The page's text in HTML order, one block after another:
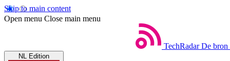
Skip to main content
Open menu Close main menu
TechRadar De bron
NL Edition